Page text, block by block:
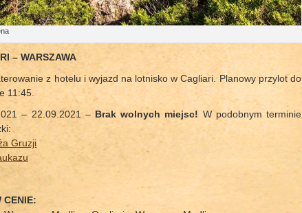
– WARSZAWA
z hotelu i wyjazd na lotnisko w Cagliari. Planowy przylot do
11:45.
– 22.09.2021 – Brak wolnych miejsc!W podobnym terminie
Gruzji
CENIE: